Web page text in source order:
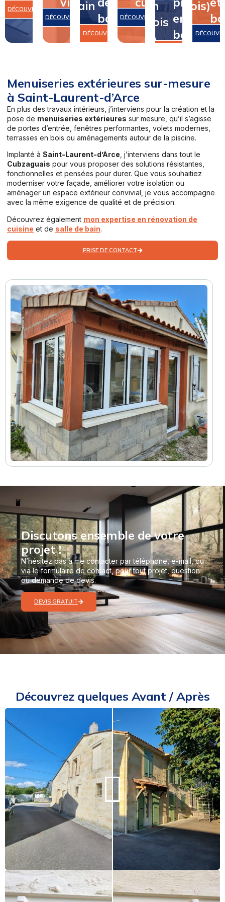
DÉCOUVRIR
DÉCOUVRIR
bain
bain
DÉCOUVRIR
DÉCOUVRIR
en
bois
en
bois
bois)
Menuiseries extérieures sur-mesure
à Saint-Laurent-d’Arce
En plus des travaux intérieurs, j’interviens pour la création et la
pose de menuiseries extérieures sur mesure, qu’il s’agisse
de portes d’entrée, fenêtres performantes, volets modernes,
terrasses en bois ou aménagements autour de la piscine.
Implanté à Saint-Laurent-d’Arce , j’interviens dans tout le
Cubzaguais pour vous proposer des solutions résistantes,
fonctionnelles et pensées pour durer. Que vous souhaitiez
moderniser votre façade, améliorer votre isolation ou
aménager un espace extérieur convivial, je vous accompagne
avec la même exigence de qualité et de précision.
Découvrez également mon expertise en rénovation de
cuisine et de salle de bain.
PRISE DE CONTACT
Discutons ensemble de votre
projet !
N’hésitez pas à me contacter par téléphone, e-mail, ou
via le formulaire de contact, pour tout projet, question
ou demande de devis.
DEVIS GRATUIT
Découvrez quelques Avant / Après